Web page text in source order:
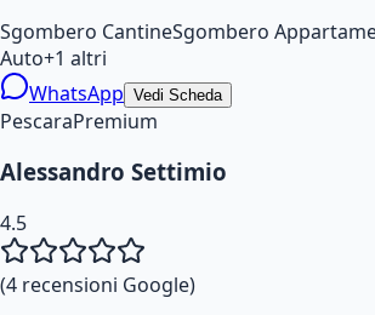
Sgombero CantineSgombero
Auto+1 altri
WhatsApp Vedi Scheda
PescaraPremium
Alessandro Settimio
4.5
(4 recensioni Google)